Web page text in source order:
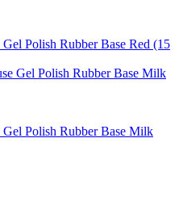
Polish Rubber Base Red (15
Gel Polish Rubber Base Milk